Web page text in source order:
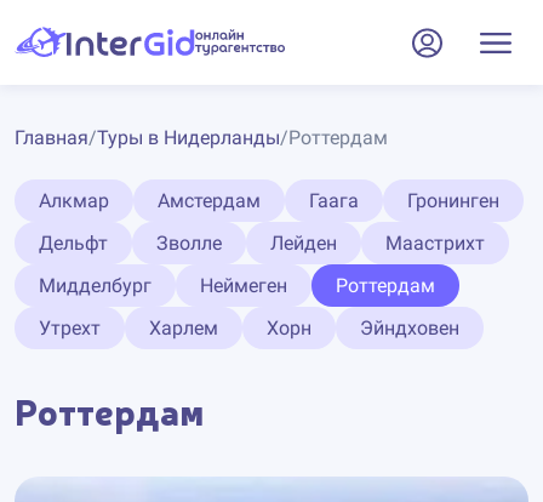
Главная/Туры в Нидерланды/Роттердам
Алкмар Амстердам Гаага
Гронинген
Дельфт
Зволле Лейден
Маастрихт
Мидделбург
Неймеген
Роттердам
Утрехт
Харлем Хорн Эйндховен
Роттердам